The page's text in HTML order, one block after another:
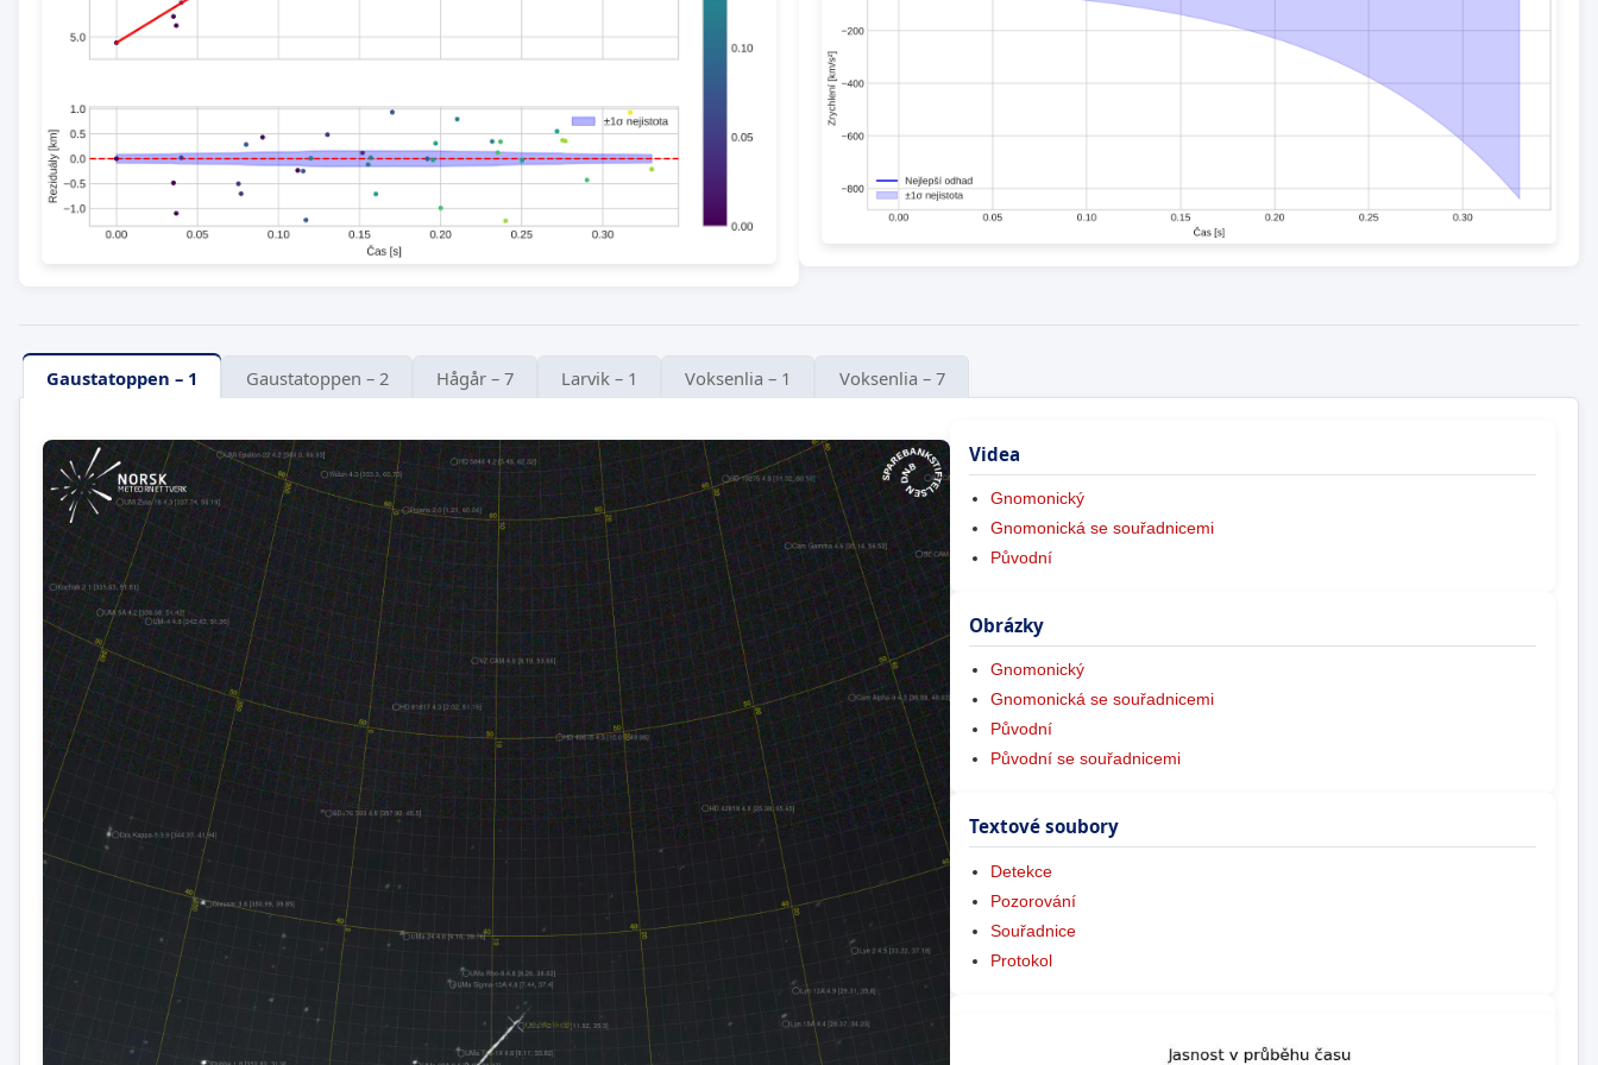
Gaustatoppen – 1 Gaustatoppen – 2 Hågår – 7 Larvik – 1 Voksenlia – 1 Voksenlia – 7
Videa
Gnomonický
Gnomonická se souřadnicemi
Původní
Obrázky
Gnomonický
Gnomonická se souřadnicemi
Původní
Původní se souřadnicemi
Textové soubory
Detekce
Pozorování
Souřadnice
Protokol